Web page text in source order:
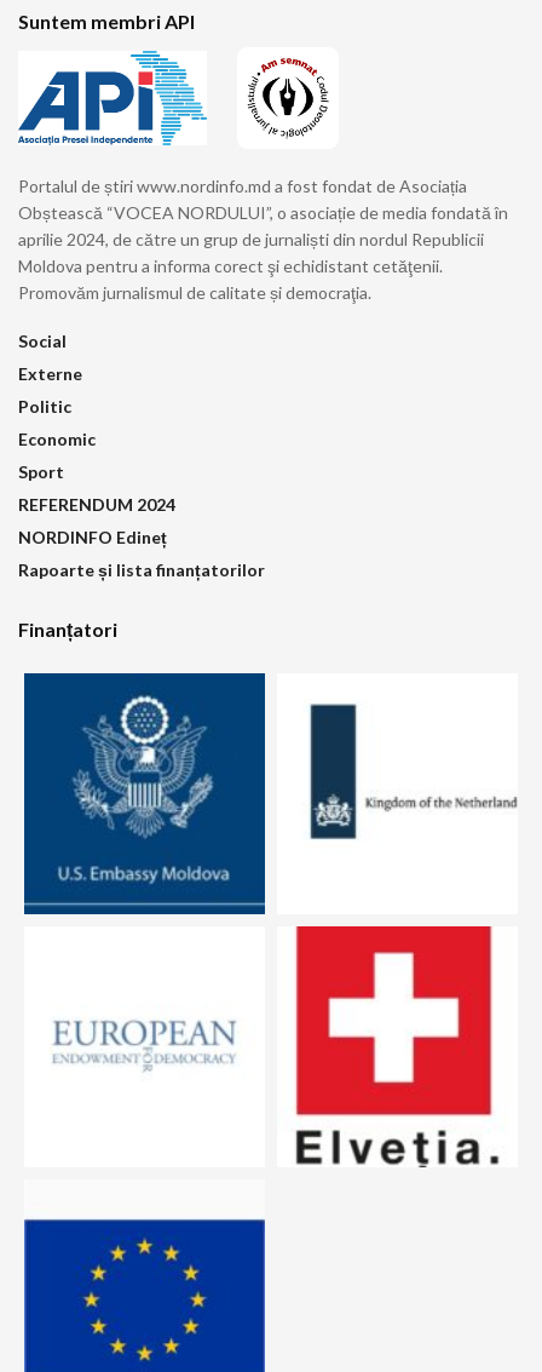
Suntem membri API
Portalul de știri www.nordinfo.md a fost fondat de Asociația
Obștească “VOCEA NORDULUI”, o asociație de media fondată în
aprilie 2024, de către un grup de jurnaliști din nordul Republicii
Moldova pentru a informa corect şi echidistant cetăţenii.
Promovăm jurnalismul de calitate și democraţia.
Social
Externe
Politic
Economic
Sport
REFERENDUM 2024
NORDINFO Edineț
Rapoarte și lista finanțatorilor
Finanțatori